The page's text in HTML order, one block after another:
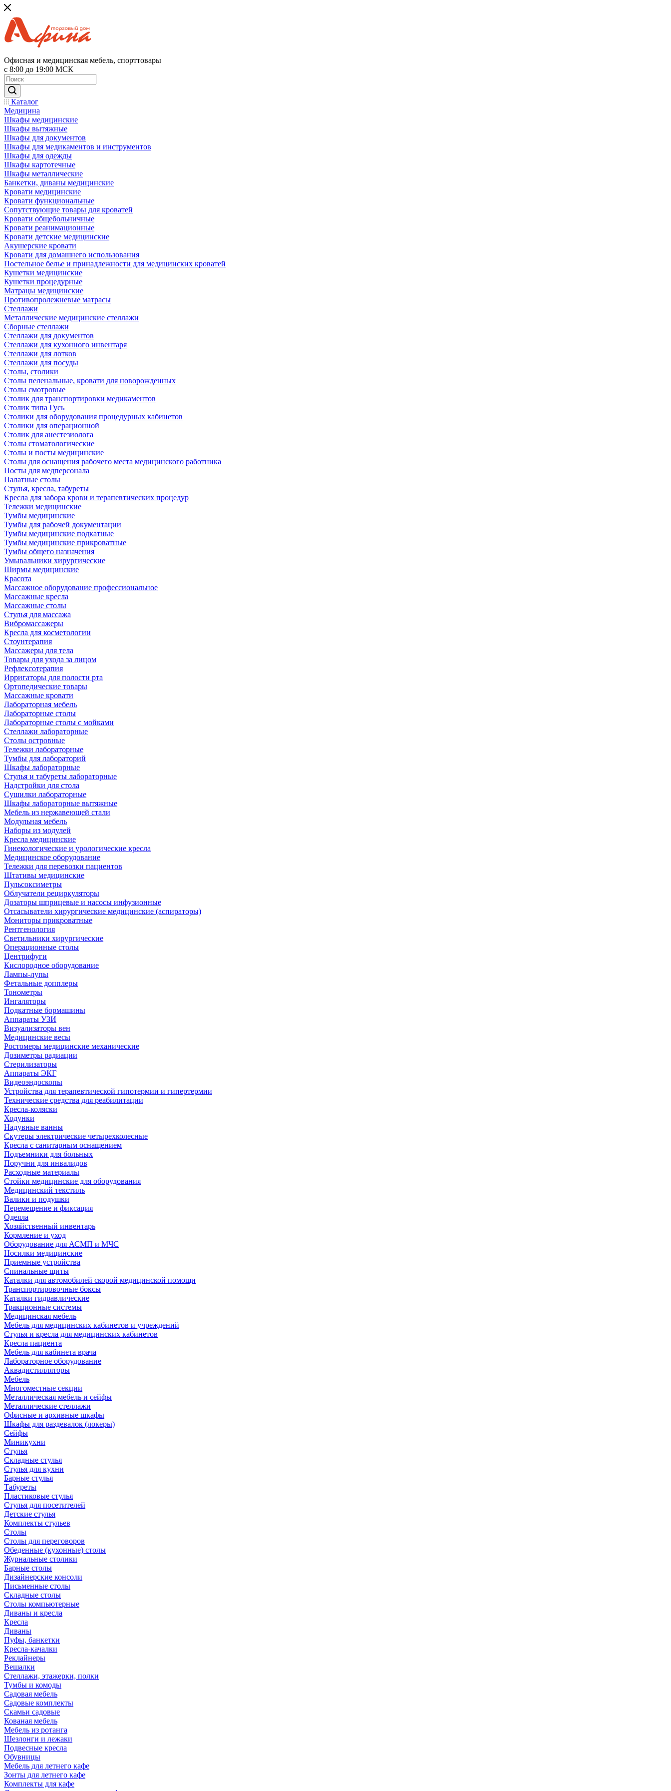
Офисная и медицинская мебель, спорттовары
с 8:00 до 19:00 МСК
Каталог
Медицина
Шкафы медицинские
Шкафы вытяжные
Шкафы для документов
Шкафы для медикаментов и инструментов
Шкафы для одежды
Шкафы картотечные
Шкафы металлические
Банкетки, диваны медицинские
Кровати медицинские
Кровати функциональные
Сопутствующие товары для кроватей
Кровати общебольничные
Кровати реанимационные
Кровати детские медицинские
Акушерские кровати
Кровати для домашнего использования
Постельное белье и принадлежности для медицинских кроватей
Кушетки медицинские
Кушетки процедурные
Матрацы медицинские
Противопролежневые матрасы
Стеллажи
Металлические медицинские стеллажи
Сборные стеллажи
Стеллажи для документов
Стеллажи для кухонного инвентаря
Стеллажи для лотков
Стеллажи для посуды
Столы, столики
Столы пеленальные, кровати для новорожденных
Столы смотровые
Столик для транспортировки медикаментов
Столик типа Гусь
Столики для оборудования процедурных кабинетов
Столики для операционной
Столик для анестезиолога
Столы стоматологические
Столы и посты медицинские
Столы для оснащения рабочего места медицинского работника
Посты для медперсонала
Палатные столы
Стулья, кресла, табуреты
Кресла для забора крови и терапевтических процедур
Тележки медицинские
Тумбы медицинские
Тумбы для рабочей документации
Тумбы медицинские подкатные
Тумбы медицинские прикроватные
Тумбы общего назначения
Умывальники хирургические
Ширмы медицинские
Красота
Массажное оборудование профессиональное
Массажные кресла
Массажные столы
Стулья для массажа
Вибромассажеры
Кресла для косметологии
Стоунтерапия
Массажеры для тела
Товары для ухода за лицом
Рефлексотерапия
Ирригаторы для полости рта
Ортопедические товары
Массажные кровати
Лабораторная мебель
Лабораторные столы
Лабораторные столы с мойками
Стеллажи лабораторные
Столы островные
Тележки лабораторные
Тумбы для лабораторий
Шкафы лабораторные
Стулья и табуреты лабораторные
Надстройки для стола
Сушилки лабораторные
Шкафы лабораторные вытяжные
Мебель из нержавеющей стали
Модульная мебель
Наборы из модулей
Кресла медицинские
Гинекологические и урологические кресла
Медицинское оборудование
Тележки для перевозки пациентов
Штативы медицинские
Пульсоксиметры
Облучатели рециркуляторы
Дозаторы шприцевые и насосы инфузионные
Отсасыватели хирургические медицинские (аспираторы)
Мониторы прикроватные
Рентгенология
Светильники хирургические
Операционные столы
Центрифуги
Кислородное оборудование
Лампы-лупы
Фетальные допплеры
Тонометры
Ингаляторы
Подкатные бормашины
Аппараты УЗИ
Визуализаторы вен
Медицинские весы
Ростомеры медицинские механические
Дозиметры радиации
Стерилизаторы
Аппараты ЭКГ
Видеоэндоскопы
Устройства для терапевтической гипотермии и гипертермии
Технические средства для реабилитации
Кресла-коляски
Ходунки
Надувные ванны
Скутеры электрические четырехколесные
Кресла с санитарным оснащением
Подъемники для больных
Поручни для инвалидов
Расходные материалы
Стойки медицинские для оборудования
Медицинский текстиль
Валики и подушки
Перемещение и фиксация
Одеяла
Хозяйственный инвентарь
Кормление и уход
Оборудование для АСМП и МЧС
Носилки медицинские
Приемные устройства
Спинальные щиты
Каталки для автомобилей скорой медицинской помощи
Транспортировочные боксы
Каталки гидравлические
Тракционные системы
Медицинская мебель
Мебель для медицинских кабинетов и учреждений
Стулья и кресла для медицинских кабинетов
Кресла пациента
Мебель для кабинета врача
Лабораторное оборудование
Аквадистилляторы
Мебель
Многоместные секции
Металлическая мебель и сейфы
Металлические стеллажи
Офисные и архивные шкафы
Шкафы для раздевалок (локеры)
Сейфы
Миникухни
Стулья
Складные стулья
Стулья для кухни
Барные стулья
Табуреты
Пластиковые стулья
Стулья для посетителей
Детские стулья
Комплекты стульев
Столы
Столы для переговоров
Обеденные (кухонные) столы
Журнальные столики
Барные столы
Дизайнерские консоли
Письменные столы
Складные столы
Столы компьютерные
Диваны и кресла
Кресла
Диваны
Пуфы, банкетки
Кресла-качалки
Реклайнеры
Вешалки
Стеллажи, этажерки, полки
Тумбы и комоды
Садовая мебель
Садовые комплекты
Скамьи садовые
Кованая мебель
Мебель из ротанга
Шезлонги и лежаки
Подвесные кресла
Обувницы
Мебель для летнего кафе
Зонты для летнего кафе
Комплекты для кафе